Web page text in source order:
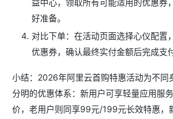
好准备。
对比下单：在活动页面选择心仪配置
优惠券，确认最终实付金额后完成支付
小结：2026年阿里云首购特惠活动为不同
分明的优惠体系：新用户可享轻量应用服
价，老用户则同享99元/199元长效特惠，